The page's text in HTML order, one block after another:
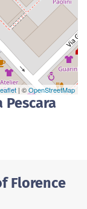
| ©OpenStreetMap
Florence